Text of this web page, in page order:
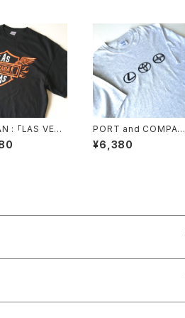
: 「LAS VEGA
Davidson
print Tee (u
PORT and COMPAN
Y : 「TOYOTA BRAN
DS」 logo print Tee
¥6,380